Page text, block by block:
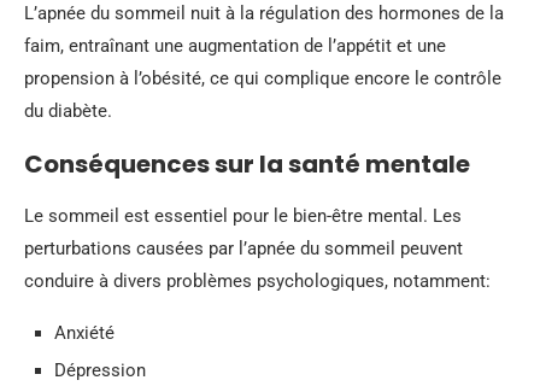
L’apnée du sommeil nuit à la régulation des hormones de la
faim, entraînant une augmentation de l’appétit et une
propension à l’obésité, ce qui complique encore le contrôle
du diabète.
Conséquences sur la santé mentale
Le sommeil est essentiel pour le bien-être mental. Les
perturbations causées par l’apnée du sommeil peuvent
conduire à divers problèmes psychologiques, notamment:
Anxiété
Dépression